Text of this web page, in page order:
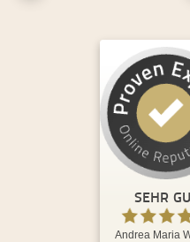
SEHR
Andrea Maria
Kundenbewertungen
Andrea Maria
SEHR GUT